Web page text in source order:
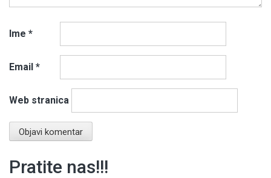
Ime *
Email *
Web stranica
Pratite nas!!!